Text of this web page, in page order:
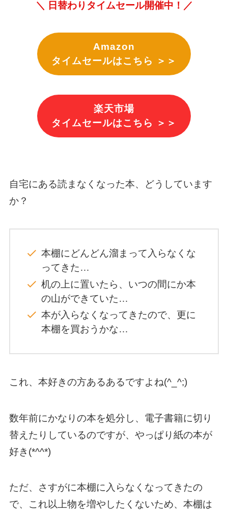
＼ 日替わりタイムセール開催中！／
Amazon
タイムセールはこちら ＞＞
楽天市場
タイムセールはこちら ＞＞
自宅にある読まなくなった本、どうしています
か？
本棚にどんどん溜まって入らなくな
ってきた…
机の上に置いたら、いつの間にか本
の山ができていた…
本が入らなくなってきたので、更に
本棚を買おうかな…
これ、本好きの方あるあるですよね(^_^;)
数年前にかなりの本を処分し、電子書籍に切り
替えたりしているのですが、やっぱり紙の本が
好き(*^^*)
ただ、さすがに本棚に入らなくなってきたの
で、これ以上物を増やしたくないため、本棚は